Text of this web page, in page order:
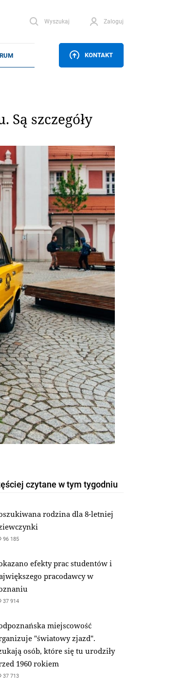
Wyszukaj Zaloguj
KONTAKT
szczegóły
czytane w tym tygodniu
rodzina dla 8-letniej
96 185
efekty prac studentów i
pracodawcy w
37 914
miejscowość
"światowy zjazd".
osób, które się tu urodziły
1960 rokiem
37 713